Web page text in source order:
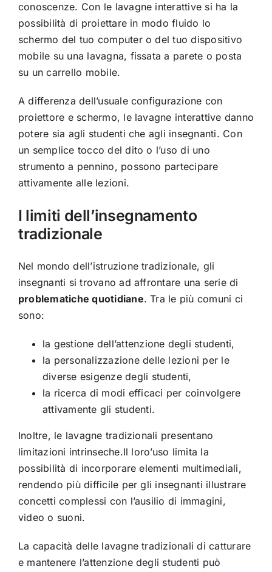
conoscenze. Con le lavagne interattive si ha la
possibilità di proiettare in modo fluido lo
schermo del tuo computer o del tuo dispositivo
mobile su una lavagna, fissata a parete o posta
su un carrello mobile.
A differenza dell’usuale configurazione con
proiettore e schermo, le lavagne interattive danno
potere sia agli studenti che agli insegnanti. Con
un semplice tocco del dito o l’uso di uno
strumento a pennino, possono partecipare
attivamente alle lezioni.
I limiti dell’insegnamento
tradizionale
Nel mondo dell’istruzione tradizionale, gli
insegnanti si trovano ad affrontare una serie di
problematiche quotidiane. Tra le più comuni ci
sono:
la gestione dell’attenzione degli studenti,
la personalizzazione delle lezioni per le
diverse esigenze degli studenti,
la ricerca di modi efficaci per coinvolgere
attivamente gli studenti.
Inoltre, le lavagne tradizionali presentano
limitazioni intrinseche.Il loro’uso limita la
possibilità di incorporare elementi multimediali,
rendendo più difficile per gli insegnanti illustrare
concetti complessi con l’ausilio di immagini,
video o suoni.
La capacità delle lavagne tradizionali di catturare
e mantenere l’attenzione degli studenti può